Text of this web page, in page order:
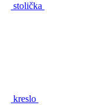
stolička
kreslo